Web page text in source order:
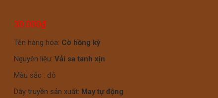
30.000₫
Tên hàng hóa: Cờ hồng kỳ
Nguyên liệu: Vải sa tanh xịn
Màu sắc : đỏ
Dây truyền sản xuất: May tự động